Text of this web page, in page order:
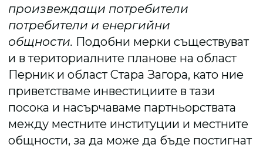
произвеждащи потребители
потребители и енергийни
общности. Подобни мерки съществуват
и в териториалните планове на област
Перник и област Стара Загора, като ние
приветстваме инвестициите в тази
посока и насърчаваме партньорствата
между местните институции и местните
общности, за да може да бъде постигнат